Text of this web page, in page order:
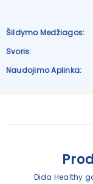
Šildymo Medžiagos:
Svoris:
Naudojimo Aplinka:
Dida Healthy